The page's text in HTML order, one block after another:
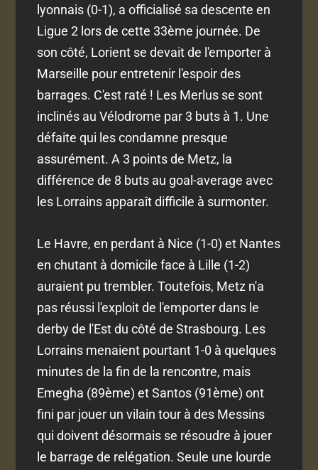
lyonnais (0-1), a officialisé sa descente en
Ligue 2 lors de cette 33ème journée. De
son côté, Lorient se devait de l'emporter à
Marseille pour entretenir l'espoir des
barrages. C'est raté ! Les Merlus se sont
inclinés au Vélodrome par 3 buts à 1. Une
défaite qui les condamne presque
assurément. A 3 points de Metz, la
différence de 8 buts au goal-average avec
les Lorrains apparaît difficile à surmonter.
Le Havre, en perdant à Nice (1-0) et Nantes
en chutant à domicile face à Lille (1-2)
auraient pu trembler. Toutefois, Metz n'a
pas réussi l'exploit de l'emporter dans le
derby de l'Est du côté de Strasbourg. Les
Lorrains menaient pourtant 1-0 à quelques
minutes de la fin de la rencontre, mais
Emegha (89ème) et Santos (91ème) ont
fini par jouer un vilain tour à des Messins
qui doivent désormais se résoudre à jouer
le barrage de relégation. Seule une lourde